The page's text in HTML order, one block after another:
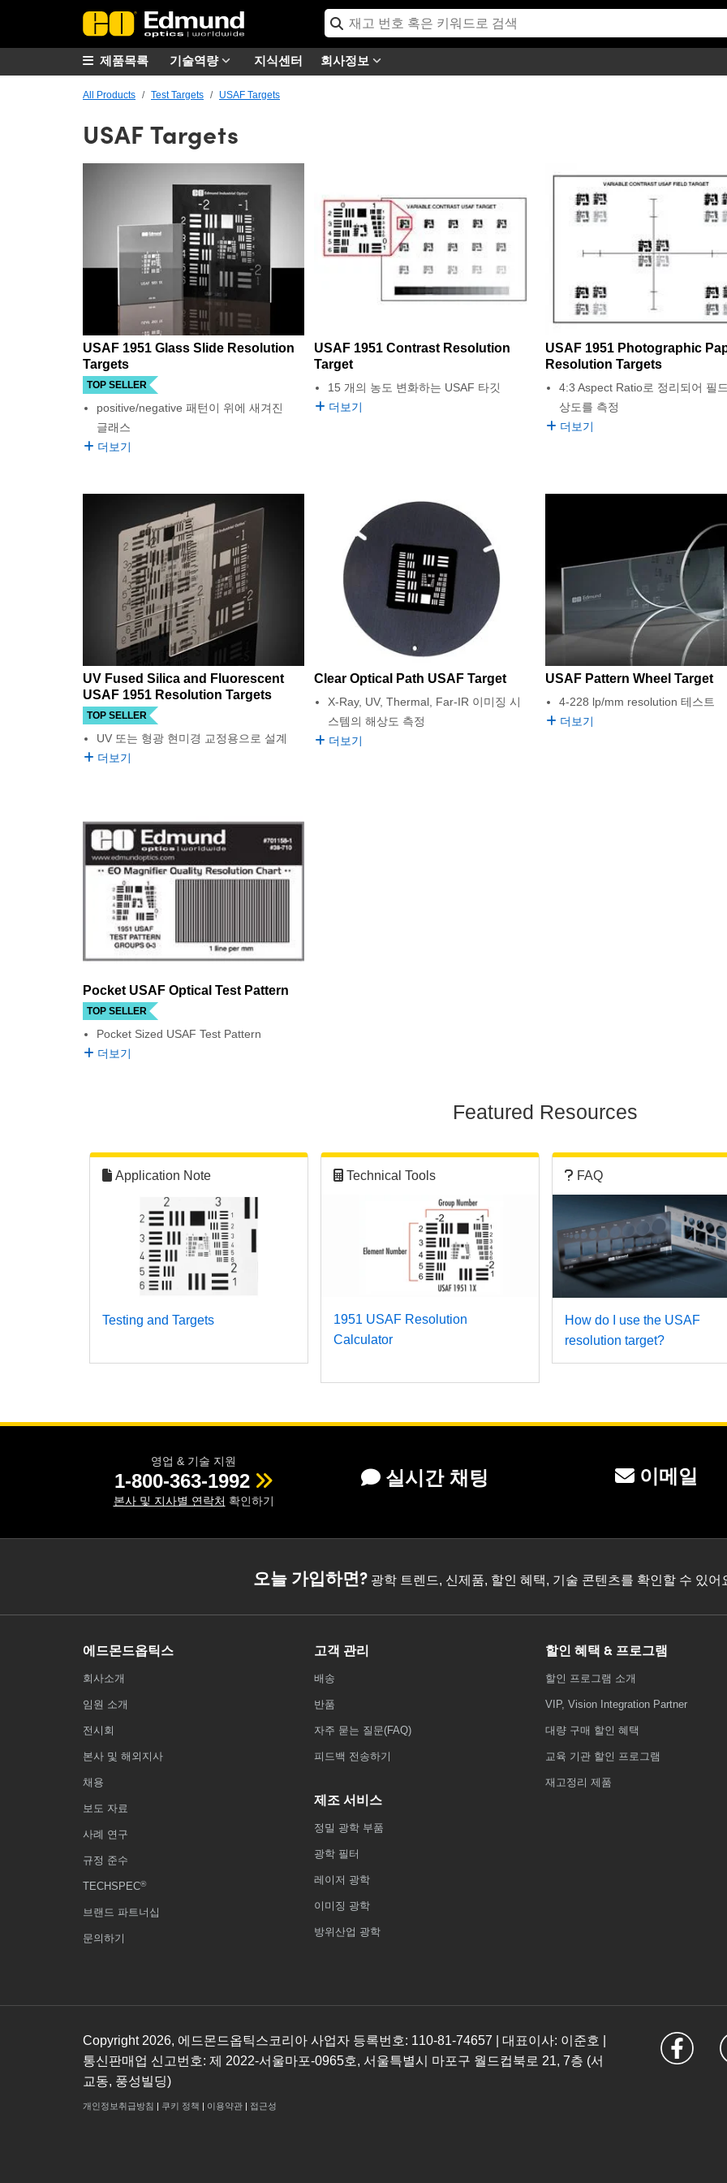
기술역량 지식센터 회사정보
제품목록
All Products Test Targets USAF Targets
USAF Targets
USAF 1951 Glass Slide Resolution
Targets
TOP SELLER
positive/negative 패턴이 위에 새겨진
글래스
더보기
USAF 1951 Contrast Resolution
Target
15 개의 농도 변화하는 USAF 타깃
더보기
USAF 1951 Photographic
Resolution Targets
4:3 Aspect Ratio로 정리되어 필
상도를 측정
더보기
UV Fused Silica and Fluorescent
USAF 1951 Resolution Targets
TOP SELLER
UV 또는 형광 현미경 교정용으로 설계
더보기
Clear Optical Path USAF Target
X-Ray, UV, Thermal, Far-IR 이미징 시
스템의 해상도 측정
더보기
USAF Pattern Wheel Target
4-228 lp/mm resolution 테스트
더보기
Pocket USAF Optical Test Pattern
TOP SELLER
Pocket Sized USAF Test Pattern
더보기
Featured Resources
Application Note
Testing and Targets
Technical Tools
1951 USAF Resolution
Calculator
FAQ
How do I use the USAF
resolution target?
영업 & 기술 지원
1-800-363-1992
본사 및 지사별 연락처 확인하기
실시간 채팅 이메일
오늘 가입하면?광학 트렌드, 신제품, 할인 혜택, 기술 콘텐츠를 확인할 수 있어
에드몬드옵틱스
회사소개
임원 소개
전시회
본사 및 해외지사
채용
보도 자료
사례 연구
규정 준수
TECHSPEC®
브랜드 파트너십
문의하기
고객 관리
배송
반품
자주 묻는 질문(FAQ)
피드백 전송하기
제조 서비스
정밀 광학 부품
광학 필터
레이저 광학
이미징 광학
방위산업 광학
할인 혜택 & 프로그램
할인 프로그램 소개
VIP, Vision Integration Partner
대량 구매 할인 혜택
교육 기관 할인 프로그램
재고정리 제품
Copyright 2026, 에드몬드옵틱스코리아 사업자 등록번호: 110-81-74657 | 대표이사: 이준호 |
통신판매업 신고번호: 제 2022-서울마포-0965호, 서울특별시 마포구 월드컵북로 21, 7층 (서
교동, 풍성빌딩)
개인정보취급방침 쿠키 정책 이용약관 접근성